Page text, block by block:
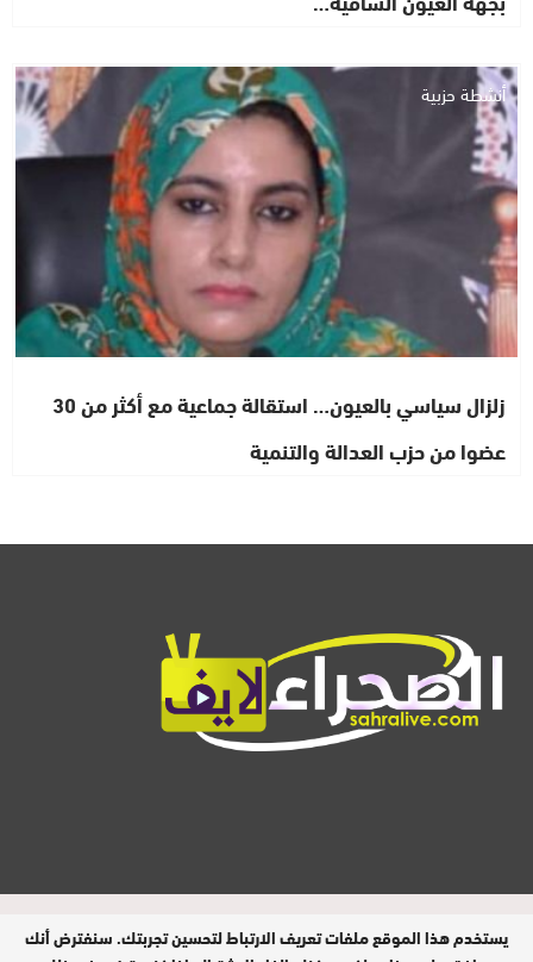
أنشطة حزبية
زلزال سياسي بالعيون… استقالة جماعية مع أكثر من 30
عضوا من حزب العدالة والتنمية
المدير المسؤول : ابيبك المحفوظ / جميع
يستخدم هذا الموقع ملفات تعريف الارتباط لتحسين تجربتك. سنفترض أنك